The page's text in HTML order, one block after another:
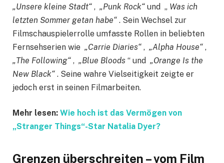
„Unsere kleine Stadt“ , „Punk Rock“ und „ Was ich
letzten Sommer getan habe“ . Sein Wechsel zur
Filmschauspielerrolle umfasste Rollen in beliebten
Fernsehserien wie „Carrie Diaries“ , „Alpha House“ ,
„The Following“ , „Blue Bloods “ und „Orange Is the
New Black“ . Seine wahre Vielseitigkeit zeigte er
jedoch erst in seinen Filmarbeiten.
Mehr lesen: Wie hoch ist das Vermögen von
„Stranger Things“-Star Natalia Dyer?
Grenzen überschreiten – vom Film